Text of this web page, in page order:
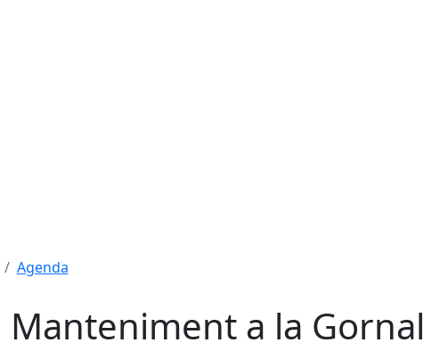
Agenda
Manteniment a la Gornal